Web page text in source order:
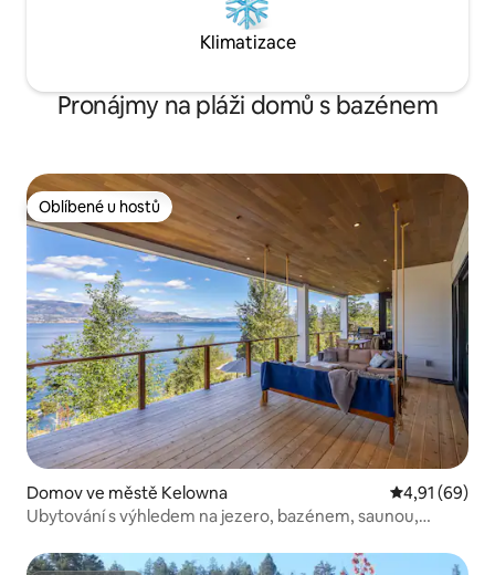
Klimatizace
Pronájmy na pláži domů s bazénem
Oblíbené u hostů
Oblíbené u hostů
Domov ve městě Kelowna Průměrné
4,91 (69)
Ubytování s výhledem na jezero, bazénem, saunou,